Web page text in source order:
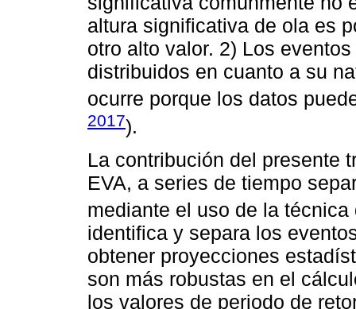
altura significativa de ola es
otro alto valor. 2) Los
distribuidos en cuanto a su
ocurre porque los datos
2017).
La contribución del presente
EVA, a series de tiempo
mediante el uso de la
identifica y separa los
obtener proyecciones
son más robustas en el
los valores de periodo de